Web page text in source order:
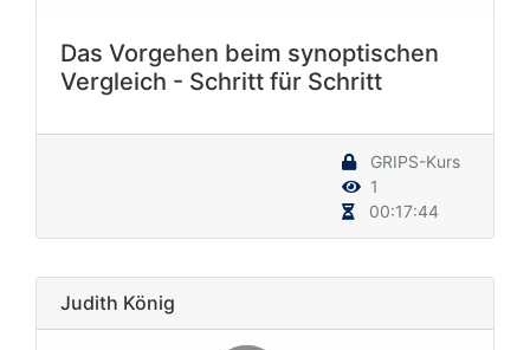
Das Vorgehen beim synoptischen
Vergleich - Schritt für Schritt
GRIPS-Kurs
1
00:17:44
Judith König